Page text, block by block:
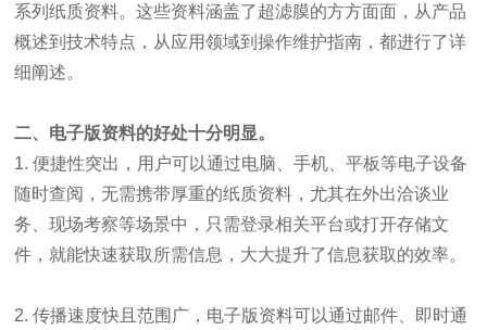
系列纸质资料。这些资料涵盖了超滤膜的方方面面，从产品
概述到技术特点，从应用领域到操作维护指南，都进行了详
细阐述。
二、电子版资料的好处十分明显。
1. 便捷性突出，用户可以通过电脑、手机、平板等电子设备
随时查阅，无需携带厚重的纸质资料，尤其在外出洽谈业
务、现场考察等场景中，只需登录相关平台或打开存储文
件，就能快速获取所需信息，大大提升了信息获取的效率。
2. 传播速度快且范围广，电子版资料可以通过邮件、即时通